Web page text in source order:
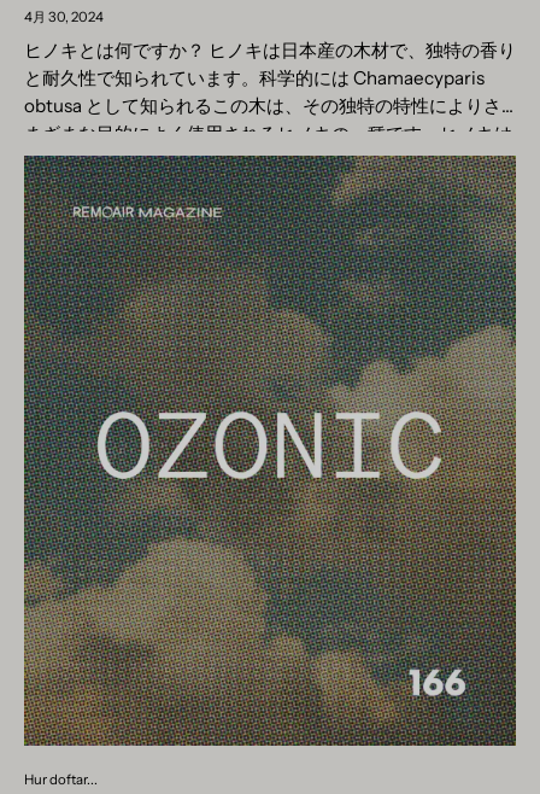
るとワックスが変色する可能性があることをご存知ですか。
香り付きキャンドルは黄ばむ傾向があります。しかし、これ
はバニラを思わせる合成香料が使用されていることの表れで
もあります。 バニラの香りは、冬の暖かさ、夏の太陽と水泳
の振る舞いが異なるためです。気温が低い場合、バニラの香
りはよりマイルドで繊細になりますが、夏にはより強烈でス
パイシーな香りとして感じられます。 雰囲気のバランスを整
え、穏やかな雰囲気を作り出す バニラの魅惑的な香りは、ス
パイスや香水の成分としての単なる存在を超えています。そ
れは私たちの幸福と気分に大きな影響を与えます。バニラの
温かく心地よい香りは神経を落ち着かせ、気分を高揚させる
効果があると言われており、家庭でリラックスした雰囲気を
作り出すのに最適です。このフレグランスは、香り付きキャ
ンドル、香り付きスティック、香り付きスプレーでの使用に
限定されるものではなく、一日のさまざまな時間を通じて気
分を改善するための強力なツールとしても使用できます。 朝
はバニラの心を落ち着かせる性質が一日のスムーズなスター
トをサポートし、その温かく心地よい存在は日中の集中力と
安定性をもたらします。夜には、長い一日の後にリラックス
して回復しやすい調和のとれた環境を作り出します。ただ
し、過飽和を避け、雰囲気を素晴らしいものに変えるバニラ
の能力を維持するには、家の中のバニラの存在のバランスを
とることが重要です。バニラの香りを適度に意識して使用す
ることで、そのポジティブな効果から恩恵を受け、心と魂が
安らぎを見つけることができる調和のとれた環境を作り出す
ことができます。 バニラの香りが官能的であるとよく言われ
ることもよく知られています。 バニラに合う香りは何です
- 最後に、スイカズラのベースノートは、より暖かく、より
素朴な特徴を明らかにします。 - これらのベースノートは柔
らかくウッディで、スイカズラの香りプロファイルに安定感
と暖かさの感覚を加える長引く存在感があります。 - 深くて
暖かい色調のスイカズラのベースノートは、魅惑的な香りの
体験を深め、リラックスしてなだめるような雰囲気を与えま
す。 研究室のスイカズラ スイカズラの香りは、エッセンシ
ャルオイルに含まれるいくつかの異なる分子によって決まり
ます。スイカズラの香りのプロファイルに寄与する主な分子
には、次の天然分子が含まれます。 1. 酢酸ベンジル: 甘くて
フルーティーな香りを与え、花やフルーティーなノートを伴
うことがよくあります。 2. リナロール: ラベンダーや柑橘類
の香りを伴う、フローラルで柑橘系の香りがします。 3....
4月 30, 2024
ヒノキとは何ですか？ ヒノキは日本産の木材で、独特の香り
と耐久性で知られています。科学的には Chamaecyparis
obtusa として知られるこの木は、その独特の特性によりさ
まざまな目的によく使用されるヒノキの一種です。ヒノキは
ゆっくりと成長し、高さは35メートルにも達します。その木
材は、腐敗や湿気に対する自然な耐性のおかげで、建築材、
家具、さらには浴槽など、伝統的にさまざまな目的に使用さ
れています。 しかし、ヒノキについて私たちが最も知ってい
ることは、アロマセラピーと香りの分野で広く使用されてい
ることです。この香りが初めて紹介され、その後お香として
紹介されたのは香港への旅行中にでした。ヒノキは日本国外
に広く普及しており、アジアのあらゆる文化によく見られ、
近年ではスカンジナビアでもヒノキが注目を集めています。
ヒノキってどんな香りですか？ ヒノキの木には、新鮮、木の
ような、土のようなと表現できる特徴的な香りのプロファイ
ルがあります。第一印象は、松の香りとほのかな甘みを伴
う、森を連想させる爽やかな香りです。香りのプロファイル
が深くなると、ウッディとアースのノートが現れ、安定感と
暖かさを感じさせます。ひのきの香りは、自然の美しさと静
けさを思い起こさせる、穏やかで調和のとれた雰囲気を作り
出します。 ヒノキの香りは、その独特の香りのプロフィール
やニュアンスによってサンダルウッドやシダーウッドとは異
なります。ヒノキは、独特のウッディノートを備えた温かみ
のある凝縮した香りで知られる白檀に比べ、より健康的で爽
やかな香りが特徴です。一方、シダーウッドは、ヒノキより
もシャープなウッディトーンを備えた、より強力でしっかり
とした香りプロファイルを持っています。ヒノキンの香りは
Hur doftar...